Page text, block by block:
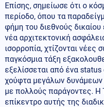
Επίσης, σημείωσε ότι ο
περίοδο, όπου τα
φήμη του διεθνούς δικαίου
νέα αρχιτεκτονική
ισορροπία, χτίζονται νέες
παγκόσμια τάξη
εξελίσσεται από ένα
χούφτα μεγάλων δυνάμεων
με πολλούς παράγοντες. Η
επίκεντρο αυτής της